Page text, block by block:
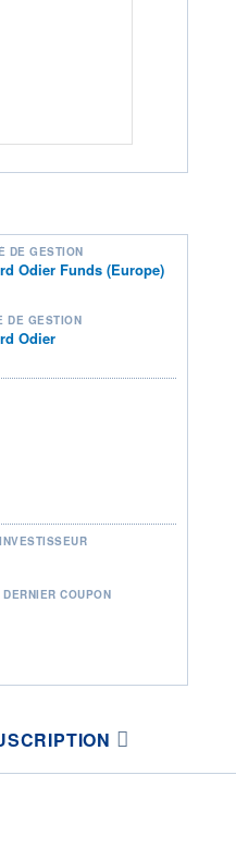
DE GESTION
Odier Funds (Europe)
DE GESTION
Odier
DERNIER COUPON